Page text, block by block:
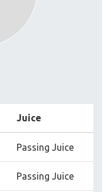
Juice
Passing Juice
Passing Juice